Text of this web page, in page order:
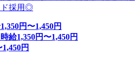
ド採用◎
1,350円〜1,450円
時給1,350円〜1,450円
1,450円